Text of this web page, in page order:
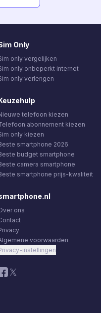
Only
only vergelijken
only onbeperkt internet
only verlengen
telefoon kiezen
abonnement kiezen
only kiezen
smartphone 2026
budget smartphone
camera smartphone
smartphone prijs-kwaliteit
ons
voorwaarden
instellingen